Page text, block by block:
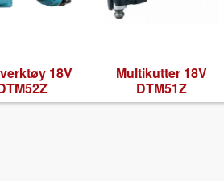
18V
Mul­ti­kut­ter 18V
DTM51Z